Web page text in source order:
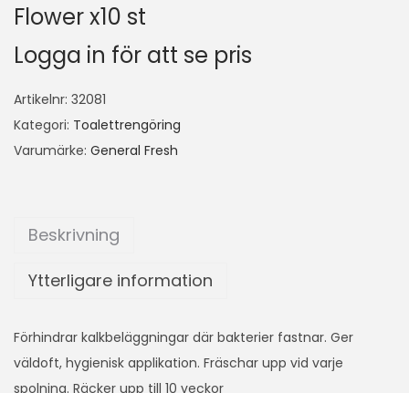
Flower x10 st
Logga in för att se pris
Artikelnr: 32081
Kategori: Toalettrengöring
Varumärke: General Fresh
Beskrivning
Ytterligare information
Förhindrar kalkbeläggningar där bakterier fastnar. Ger
väldoft, hygienisk applikation. Fräschar upp vid varje
spolning. Räcker upp till 10 veckor